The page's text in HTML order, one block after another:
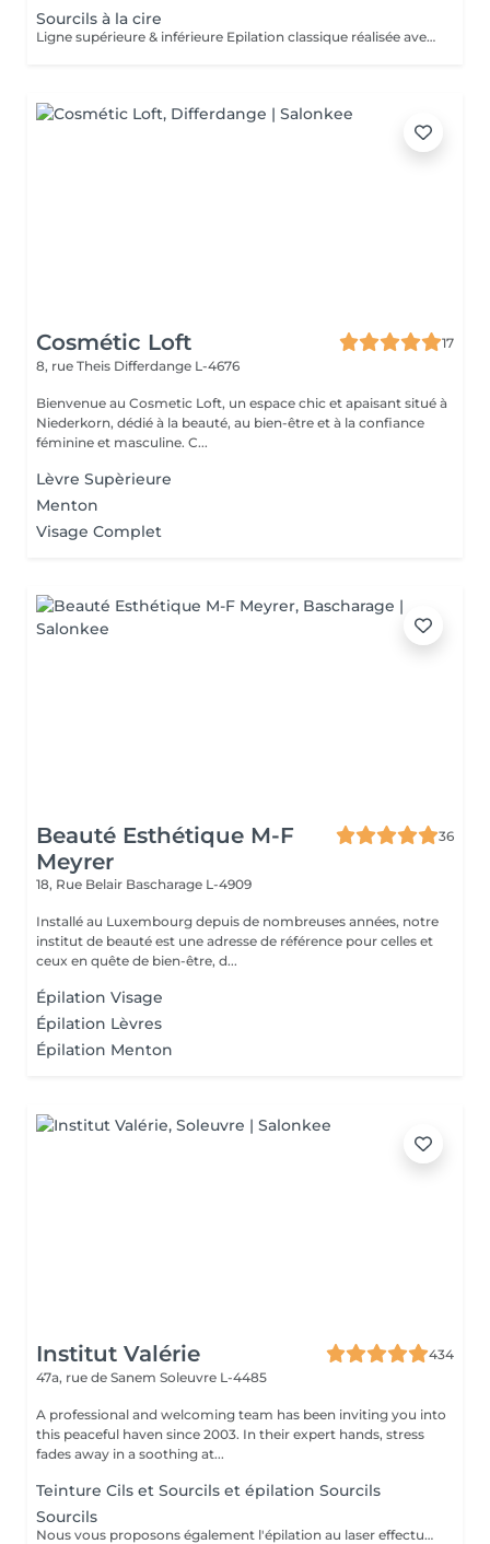
Sourcils à la cire
Ligne supérieure & inférieure Epilation classique réalisée avec une cire professionnelle.
Cosmétic Loft
17
8, rue Theis Differdange L-4676
Bienvenue au Cosmetic Loft, un espace chic et apaisant situé à
Niederkorn, dédié à la beauté, au bien-être et à la confiance
féminine et masculine. C...
Lèvre Supèrieure
Menton
Visage Complet
Beauté Esthétique M-F
Meyrer
36
18, Rue Belair Bascharage L-4909
Installé au Luxembourg depuis de nombreuses années, notre
institut de beauté est une adresse de référence pour celles et
ceux en quête de bien-être, d...
Épilation Visage
Épilation Lèvres
Épilation Menton
Institut Valérie
434
47a, rue de Sanem Soleuvre L-4485
A professional and welcoming team has been inviting you into
this peaceful haven since 2003. In their expert hands, stress
fades away in a soothing at...
Teinture Cils et Sourcils et épilation Sourcils
Sourcils
Nous vous proposons également l'épilation au laser effectué par une infirmière.